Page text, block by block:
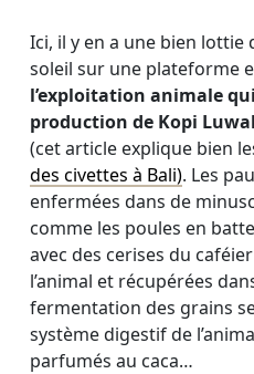
Ici, il y en a une bien lottie
soleil sur une plateforme
l’exploitation animale
production de Kopi
(cet article explique bien
des civettes à Bali). Les
enfermées dans de
comme les poules en
avec des cerises du
l’animal et récupérées
fermentation des grains
système digestif de
parfumés au caca…